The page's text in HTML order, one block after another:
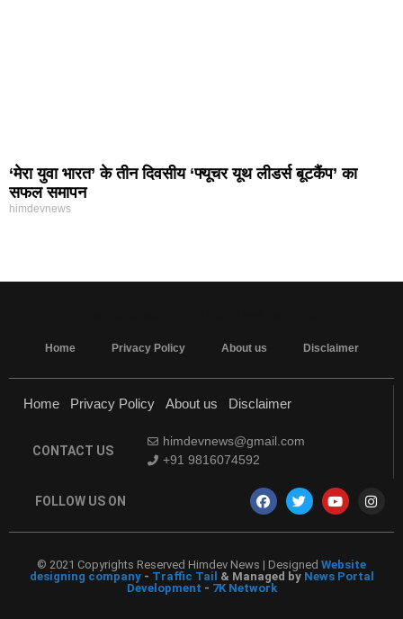
‘मेरा युवा भारत’ के तीन दिवसीय ‘फ्यूचर यूथ लीडर्स बूटकैंप’ का
सफल समापन
himdevnews
Home Privacy Policy About us Disclaimer
Home Privacy Policy About us Disclaimer
CONTACT US
himdevnews@gmail.com
+91 9816074592
FOLLOW US ON
© 2021 Copyrights Reserved Himdev News | Designed Website
designing company- Traffic Tail & Managed by News Portal
Development - 7K Network